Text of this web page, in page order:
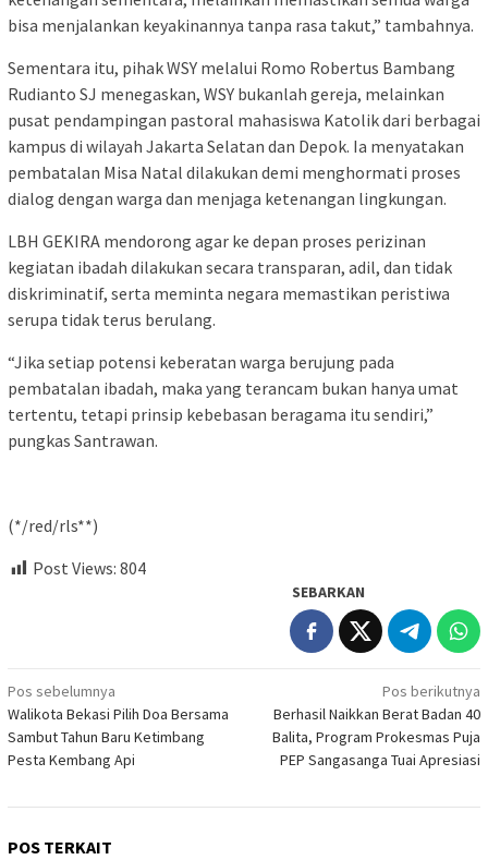
bisa menjalankan keyakinannya tanpa rasa takut,” tambahnya.
Sementara itu, pihak WSY melalui Romo Robertus Bambang
Rudianto SJ menegaskan, WSY bukanlah gereja, melainkan
pusat pendampingan pastoral mahasiswa Katolik dari berbagai
kampus di wilayah Jakarta Selatan dan Depok. Ia menyatakan
pembatalan Misa Natal dilakukan demi menghormati proses
dialog dengan warga dan menjaga ketenangan lingkungan.
LBH GEKIRA mendorong agar ke depan proses perizinan
kegiatan ibadah dilakukan secara transparan, adil, dan tidak
diskriminatif, serta meminta negara memastikan peristiwa
serupa tidak terus berulang.
“Jika setiap potensi keberatan warga berujung pada
pembatalan ibadah, maka yang terancam bukan hanya umat
tertentu, tetapi prinsip kebebasan beragama itu sendiri,”
pungkas Santrawan.
(*/red/rls**)
Post Views: 804
SEBARKAN
Navigasi
pos
Pos sebelumnya
Walikota Bekasi Pilih Doa Bersama
Sambut Tahun Baru Ketimbang
Pesta Kembang Api
Pos berikutnya
Berhasil Naikkan Berat Badan 40
Balita, Program Prokesmas Puja
PEP Sangasanga Tuai Apresiasi
POS TERKAIT